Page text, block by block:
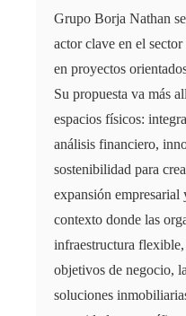
Grupo Borja Nathan
actor clave en el
en proyectos
Su propuesta va más
espacios físicos:
análisis financiero,
sostenibilidad para
expansión
contexto donde las
infraestructura
objetivos de negocio,
soluciones